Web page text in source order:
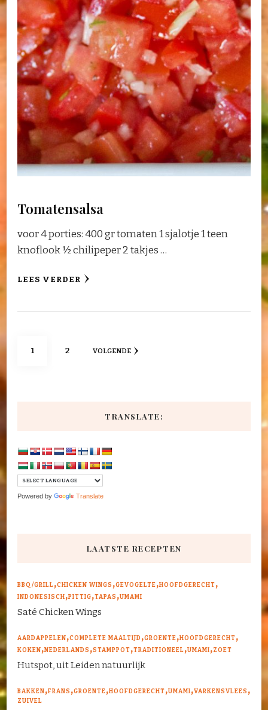
Tomatensalsa
voor 4 porties: 400 gr tomaten 1 sjalotje 1 teen
knoflook ½ chilipeper 2 takjes …
LEES VERDER
Berichten
PAGINA
1 PAGINA
2 VOLGENDE
TRANSLATE:
Powered by Translate
LAATSTE RECEPTEN
BBQ/GRILL CHICKEN WINGS GEVOGELTE HOOFDGERECHT
INDONESISCH PITTIG TAPAS UMAMI
Saté Chicken Wings
AARDAPPELEN COMPLETE MAALTIJD GROENTE HOOFDGERECHT
KOKEN NEDERLANDS STAMPPOT TRADITIONEEL UMAMI ZOET
Hutspot, uit Leiden natuurlijk
BAKKEN FRANS GROENTE HOOFDGERECHT UMAMI VARKENSVLEES
ZUIVEL